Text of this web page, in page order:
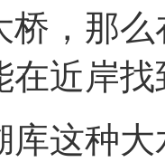
桥，那
在近岸
库这种